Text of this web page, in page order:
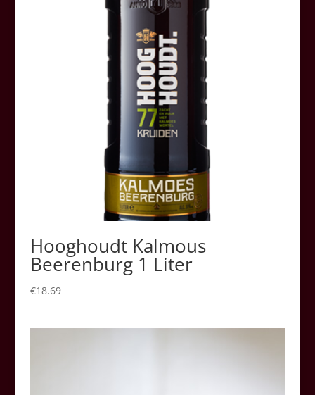
Hooghoudt Kalmous
Beerenburg 1 Liter
€18.69